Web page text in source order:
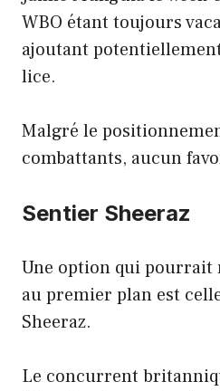
WBO étant toujours
ajoutant
lice.
Malgré le
combattants, aucun
Sentier Sheeraz
Une option qui pourrait
au premier plan est
Sheeraz.
Le concurrent